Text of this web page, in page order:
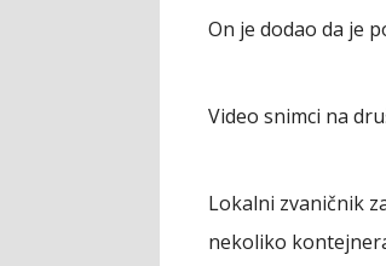
On je dodao da je
Video snimci na
Lokalni zvaničnik
nekoliko